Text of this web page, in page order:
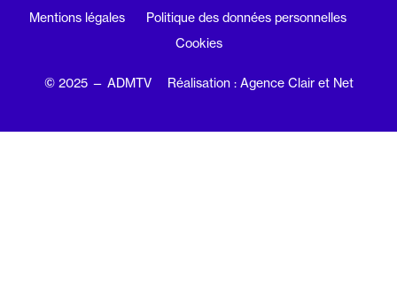
Mentions légales
Politique des données personnelles
Cookies
© 2025 — ADMTV Réalisation : Agence Clair et Net